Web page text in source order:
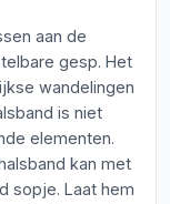
aan de
gesp. Het
wandelingen
is niet
elementen.
kan met
sopje. Laat hem